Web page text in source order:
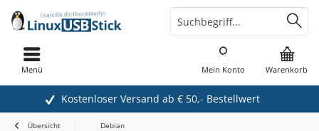
Kostenloser Versand ab € 50,- Bestellwert
Warenkorb
Mein Konto
Menü
Übersicht Debian